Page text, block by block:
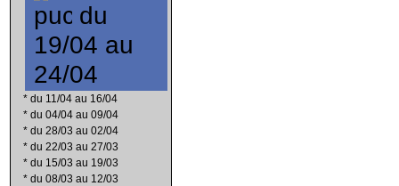
du
19/04 au
24/04
* du 11/04 au 16/04
* du 04/04 au 09/04
* du 28/03 au 02/04
* du 22/03 au 27/03
* du 15/03 au 19/03
* du 08/03 au 12/03